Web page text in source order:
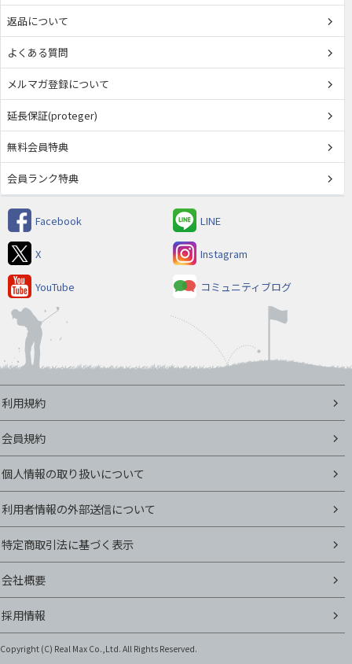
返品について
よくある質問
メルマガ登録について
延長保証(proteger)
無料会員特典
会員ランク特典
Facebook LINE
X Instagram
YouTube コミュニティブログ
利用規約
会員規約
個人情報の取り扱いについて
利用者情報の外部送信について
特定商取引法に基づく表示
会社概要
採用情報
Copyright (C) Real Max Co.,Ltd. All Rights Reserved.